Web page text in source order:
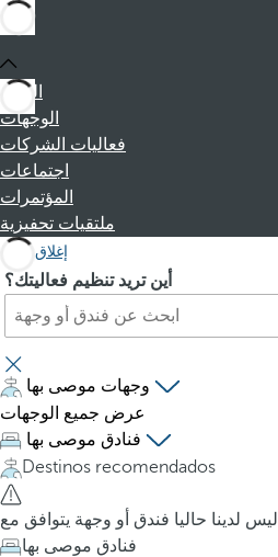
البداية
الوجهات
فعاليات الشركات
اجتماعات
المؤتمرات
ملتقيات تحفيزية
إغلاق
أين تريد تنظيم فعاليتك؟
ا
ح
ث
ع
ن
ف
ن
د
ق
،
P
e
s
s
i
n
g
t
h
e
وجهات موصى بها
عرض جميع الوجهات
فنادق موصى بها
Destinos recomendados
ليس لدينا حاليا فندق أو وجهة يتوافق مع
فنادق موصى بها